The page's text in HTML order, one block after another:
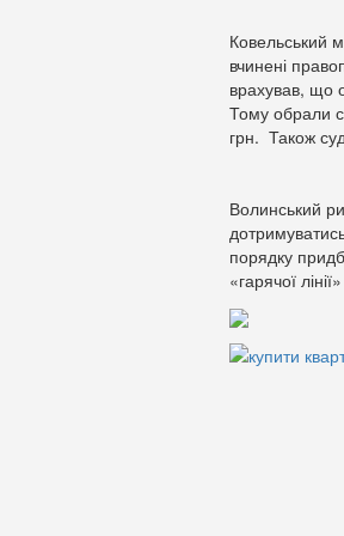
Ковельський
вчинені
врахував, що
Тому обрали
грн. Також
Волинський
порядку
«гарячої